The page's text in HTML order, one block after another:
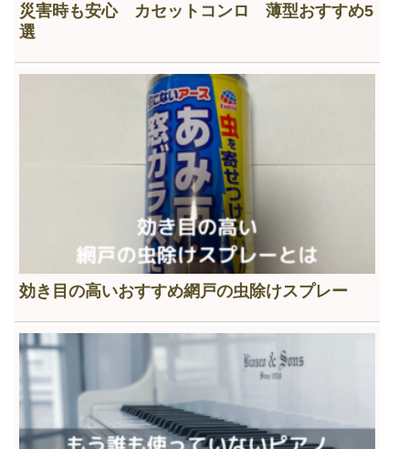
災害時も安心 カセットコンロ 薄型おすすめ5
選
効き目の高いおすすめ網戸の虫除けスプレー